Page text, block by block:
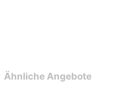
Ähnliche Angebote